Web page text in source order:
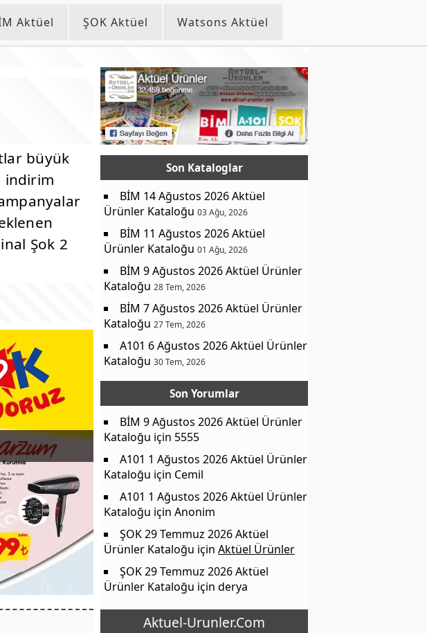
Aktüel ŞOK Aktüel Watsons Aktüel
büyük
indirim
Şok 2
Son Kataloglar
BİM 14 Ağustos 2026 Aktüel
Ürünler Kataloğu 03 Ağu, 2026
BİM 11 Ağustos 2026 Aktüel
Ürünler Kataloğu 01 Ağu, 2026
BİM 9 Ağustos 2026 Aktüel Ürünler
Kataloğu 28 Tem, 2026
BİM 7 Ağustos 2026 Aktüel Ürünler
Kataloğu 27 Tem, 2026
A101 6 Ağustos 2026 Aktüel Ürünler
Kataloğu 30 Tem, 2026
Son Yorumlar
BİM 9 Ağustos 2026 Aktüel Ürünler
Kataloğu için 5555
A101 1 Ağustos 2026 Aktüel Ürünler
Kataloğu için Cemil
A101 1 Ağustos 2026 Aktüel Ürünler
Kataloğu için Anonim
ŞOK 29 Temmuz 2026 Aktüel
Ürünler Kataloğu için Aktüel Ürünler
ŞOK 29 Temmuz 2026 Aktüel
Ürünler Kataloğu için derya
Aktuel-Urunler.Com